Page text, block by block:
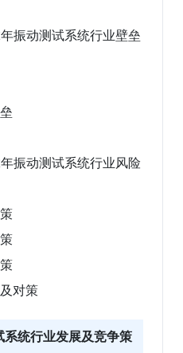
振动测试系统行业壁垒
振动测试系统行业风险
对策
系统行业发展及竞争策